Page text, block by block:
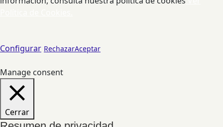
Configurar RechazarAceptar
Manage consent
Cerrar